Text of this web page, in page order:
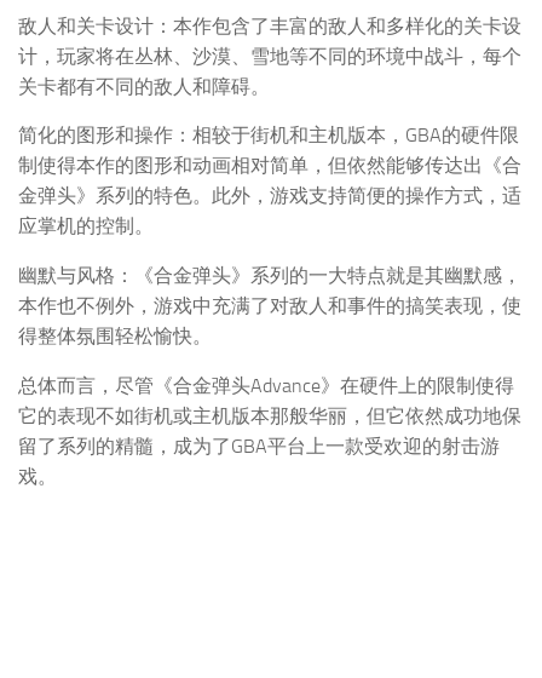
敌人和关卡设计：本作包含了丰富的敌人和多样化的关卡设
计，玩家将在丛林、沙漠、雪地等不同的环境中战斗，每个
关卡都有不同的敌人和障碍。
简化的图形和操作：相较于街机和主机版本，GBA的硬件限
制使得本作的图形和动画相对简单，但依然能够传达出《合
金弹头》系列的特色。此外，游戏支持简便的操作方式，适
应掌机的控制。
幽默与风格：《合金弹头》系列的一大特点就是其幽默感，
本作也不例外，游戏中充满了对敌人和事件的搞笑表现，使
得整体氛围轻松愉快。
总体而言，尽管《合金弹头Advance》在硬件上的限制使得
它的表现不如街机或主机版本那般华丽，但它依然成功地保
留了系列的精髓，成为了GBA平台上一款受欢迎的射击游
戏。